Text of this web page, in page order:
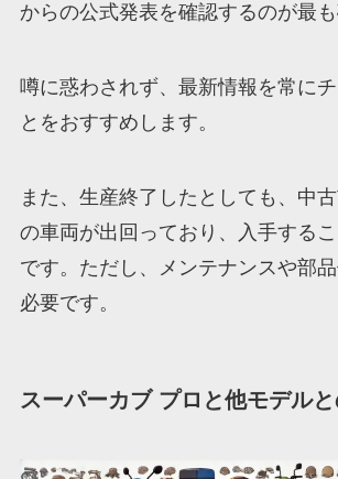
からの公式発表を確認するのが最も
噂に惑わされず、最新情報を常に
とをおすすめします。
また、生産終了したとしても、中
の車両が出回っており、入手する
です。ただし、メンテナンスや部
必要です。
スーパーカブ プロと他モデル